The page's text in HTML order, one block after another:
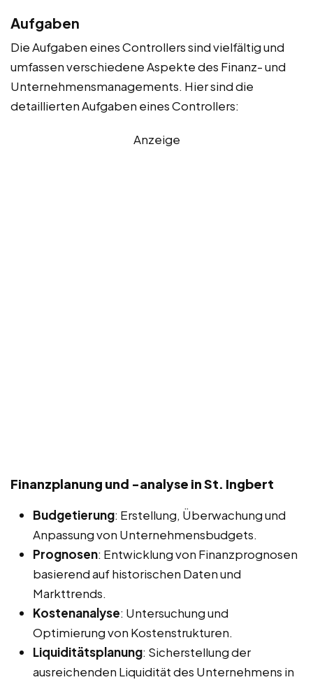
Aufgaben
Die Aufgaben eines Controllers sind vielfältig und
umfassen verschiedene Aspekte des Finanz- und
Unternehmensmanagements. Hier sind die
detaillierten Aufgaben eines Controllers:
Anzeige
Finanzplanung und -analyse in St. Ingbert
Budgetierung: Erstellung, Überwachung und
Anpassung von Unternehmensbudgets.
Prognosen: Entwicklung von Finanzprognosen
basierend auf historischen Daten und
Markttrends.
Kostenanalyse: Untersuchung und
Optimierung von Kostenstrukturen.
Liquiditätsplanung: Sicherstellung der
ausreichenden Liquidität des Unternehmens in